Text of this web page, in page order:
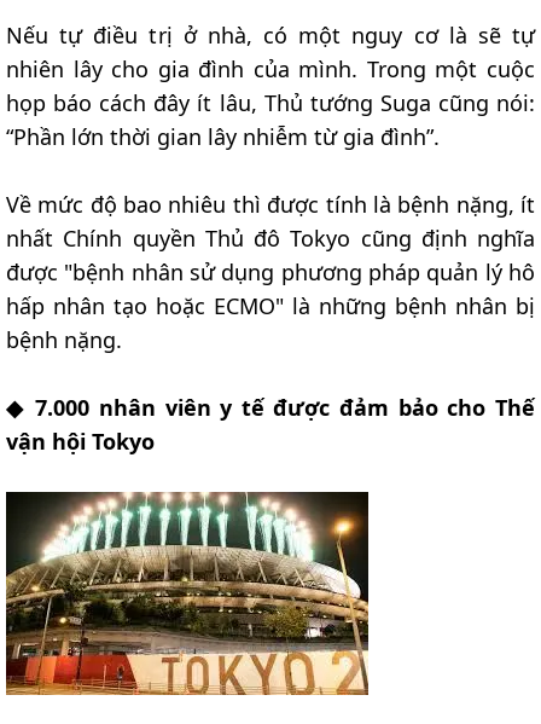
Nếu tự điều trị ở nhà, có một nguy cơ là sẽ tự
nhiên lây cho gia đình của mình. Trong một cuộc
họp báo cách đây ít lâu, Thủ tướng Suga cũng nói:
“Phần lớn thời gian lây nhiễm từ gia đình”.
Về mức độ bao nhiêu thì được tính là bệnh nặng, ít
nhất Chính quyền Thủ đô Tokyo cũng định nghĩa
được "bệnh nhân sử dụng phương pháp quản lý hô
hấp nhân tạo hoặc ECMO" là những bệnh nhân bị
bệnh nặng.
◆ 7.000 nhân viên y tế được đảm bảo cho Thế
vận hội Tokyo